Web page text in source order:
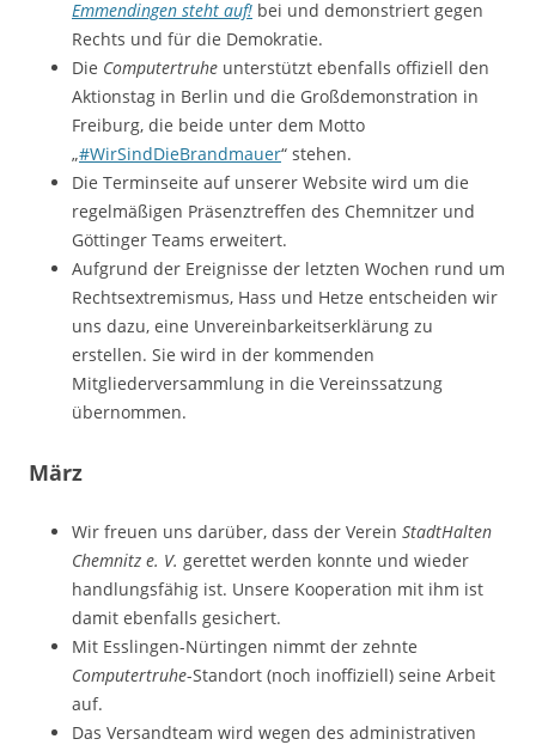
Emmendingen steht auf! bei und demonstriert gegen
Rechts und für die Demokratie.
Die Computertruhe unterstützt ebenfalls offiziell den
Aktionstag in Berlin und die Großdemonstration in
Freiburg, die beide unter dem Motto
„#WirSindDieBrandmauer“ stehen.
Die Terminseite auf unserer Website wird um die
regelmäßigen Präsenztreffen des Chemnitzer und
Göttinger Teams erweitert.
Aufgrund der Ereignisse der letzten Wochen rund um
Rechtsextremismus, Hass und Hetze entscheiden wir
uns dazu, eine Unvereinbarkeitserklärung zu
erstellen. Sie wird in der kommenden
Mitgliederversammlung in die Vereinssatzung
übernommen.
März
Wir freuen uns darüber, dass der Verein StadtHalten
Chemnitz e. V. gerettet werden konnte und wieder
handlungsfähig ist. Unsere Kooperation mit ihm ist
damit ebenfalls gesichert.
Mit Esslingen-Nürtingen nimmt der zehnte
Computertruhe-Standort (noch inoffiziell) seine Arbeit
auf.
Das Versandteam wird wegen des administrativen